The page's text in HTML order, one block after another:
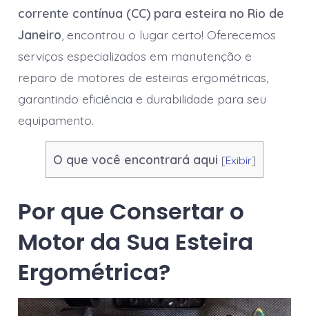
corrente contínua (CC) para esteira no Rio de
Janeiro , encontrou o lugar certo! Oferecemos
serviços especializados em manutenção e
reparo de motores de esteiras ergométricas,
garantindo eficiência e durabilidade para seu
equipamento.
O que você encontrará aqui [Exibir]
Por que Consertar o
Motor da Sua Esteira
Ergométrica?